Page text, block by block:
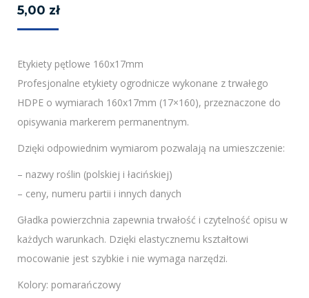
5,00 zł
Etykiety pętlowe 160x17mm
Profesjonalne etykiety ogrodnicze wykonane z trwałego
HDPE o wymiarach 160x17mm (17×160), przeznaczone do
opisywania markerem permanentnym.
Dzięki odpowiednim wymiarom pozwalają na umieszczenie:
– nazwy roślin (polskiej i łacińskiej)
– ceny, numeru partii i innych danych
Gładka powierzchnia zapewnia trwałość i czytelność opisu w
każdych warunkach. Dzięki elastycznemu kształtowi
mocowanie jest szybkie i nie wymaga narzędzi.
Kolory: pomarańczowy